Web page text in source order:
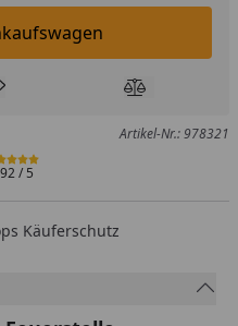
den Einkaufswagen legen
hinzufügenProdukt
Artikel-Nr.: 978321
/ 5
Käuferschutz